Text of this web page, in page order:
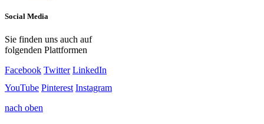
Social Media
Sie finden uns auch auf
folgenden Plattformen
Facebook Twitter LinkedIn
YouTube Pinterest Instagram
nach oben